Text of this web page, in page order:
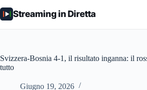
al
contenuto
Streaming in Diretta
Svizzera-Bosnia 4-1, il risultato inganna: il
tutto
Giugno 19, 2026